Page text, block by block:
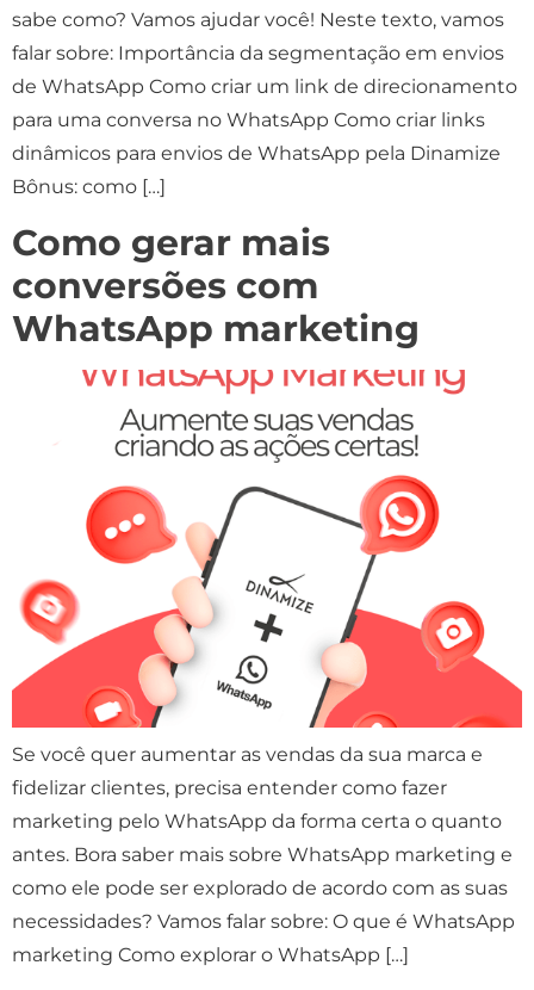
sabe como? Vamos ajudar você! Neste texto, vamos
falar sobre: Importância da segmentação em envios
de WhatsApp Como criar um link de direcionamento
para uma conversa no WhatsApp Como criar links
dinâmicos para envios de WhatsApp pela Dinamize
Bônus: como […]
Como gerar mais
conversões com
WhatsApp marketing
Se você quer aumentar as vendas da sua marca e
fidelizar clientes, precisa entender como fazer
marketing pelo WhatsApp da forma certa o quanto
antes. Bora saber mais sobre WhatsApp marketing e
como ele pode ser explorado de acordo com as suas
necessidades? Vamos falar sobre: O que é WhatsApp
marketing Como explorar o WhatsApp […]